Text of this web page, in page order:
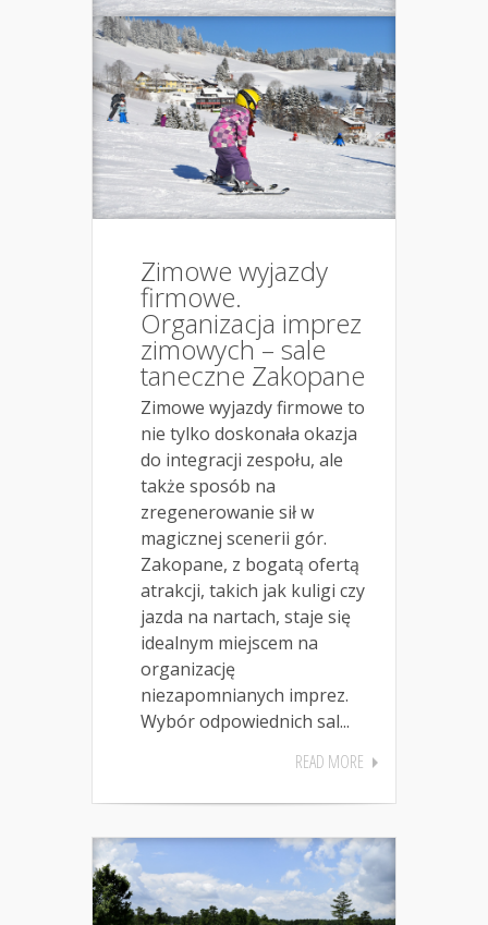
Zimowe wyjazdy
firmowe.
Organizacja imprez
zimowych – sale
taneczne Zakopane
Zimowe wyjazdy firmowe to
nie tylko doskonała okazja
do integracji zespołu, ale
także sposób na
zregenerowanie sił w
magicznej scenerii gór.
Zakopane, z bogatą ofertą
atrakcji, takich jak kuligi czy
jazda na nartach, staje się
idealnym miejscem na
organizację
niezapomnianych imprez.
Wybór odpowiednich sal...
READ MORE